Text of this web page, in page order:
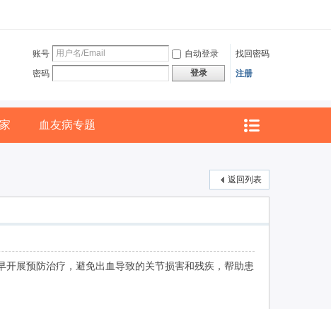
账号 自动登录
找回密码
密码
登录 注册
血友病专题
返回列表
展预防治疗，避免出血导致的关节损害和残疾，帮助患